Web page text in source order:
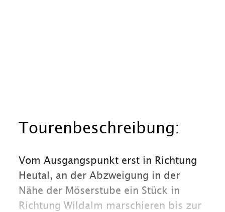
Tourenbeschreibung:
Vom Ausgangspunkt erst in Richtung
Heutal, an der Abzweigung in der
Nähe der Möserstube ein Stück in
Richtung Wildalm marschieren bis zur